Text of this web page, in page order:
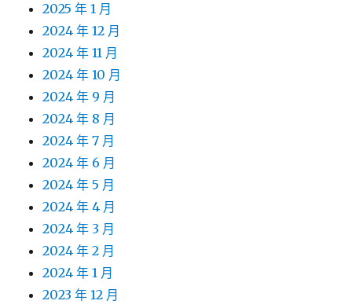
2025 年 1 月
2024 年 12 月
2024 年 11 月
2024 年 10 月
2024 年 9 月
2024 年 8 月
2024 年 7 月
2024 年 6 月
2024 年 5 月
2024 年 4 月
2024 年 3 月
2024 年 2 月
2024 年 1 月
2023 年 12 月